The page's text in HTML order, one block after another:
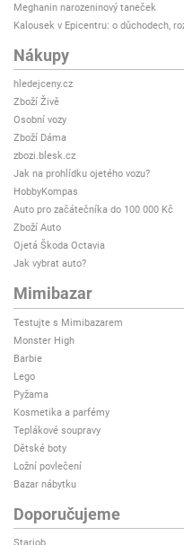
Meghanin narozeninový taneček
Kalousek v Epicentru: o důchodech,
Nákupy
hledejceny.cz
Zboží Živě
Osobní vozy
Zboží Dáma
zbozi.blesk.cz
Jak na prohlídku ojetého vozu?
HobbyKompas
Auto pro začátečníka do 100 000 Kč
Zboží Auto
Ojetá Škoda Octavia
Jak vybrat auto?
Mimibazar
Testujte s Mimibazarem
Monster High
Barbie
Lego
Pyžama
Kosmetika a parfémy
Teplákové soupravy
Dětské boty
Ložní povlečení
Bazar nábytku
Doporučujeme